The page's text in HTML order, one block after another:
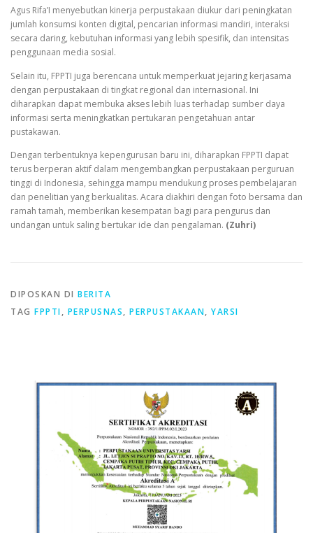
Agus Rifa’I menyebutkan kinerja perpustakaan diukur dari peningkatan
jumlah konsumsi konten digital, pencarian informasi mandiri, interaksi
secara daring, kebutuhan informasi yang lebih spesifik, dan intensitas
penggunaan media sosial.
Selain itu, FPPTI juga berencana untuk memperkuat jejaring kerjasama
dengan perpustakaan di tingkat regional dan internasional. Ini
diharapkan dapat membuka akses lebih luas terhadap sumber daya
informasi serta meningkatkan pertukaran pengetahuan antar
pustakawan.
Dengan terbentuknya kepengurusan baru ini, diharapkan FPPTI dapat
terus berperan aktif dalam mengembangkan perpustakaan perguruan
tinggi di Indonesia, sehingga mampu mendukung proses pembelajaran
dan penelitian yang berkualitas. Acara diakhiri dengan foto bersama dan
ramah tamah, memberikan kesempatan bagi para pengurus dan
undangan untuk saling bertukar ide dan pengalaman. (Zuhri)
DIPOSKAN DI BERITA
TAG FPPTI, PERPUSNAS, PERPUSTAKAAN, YARSI